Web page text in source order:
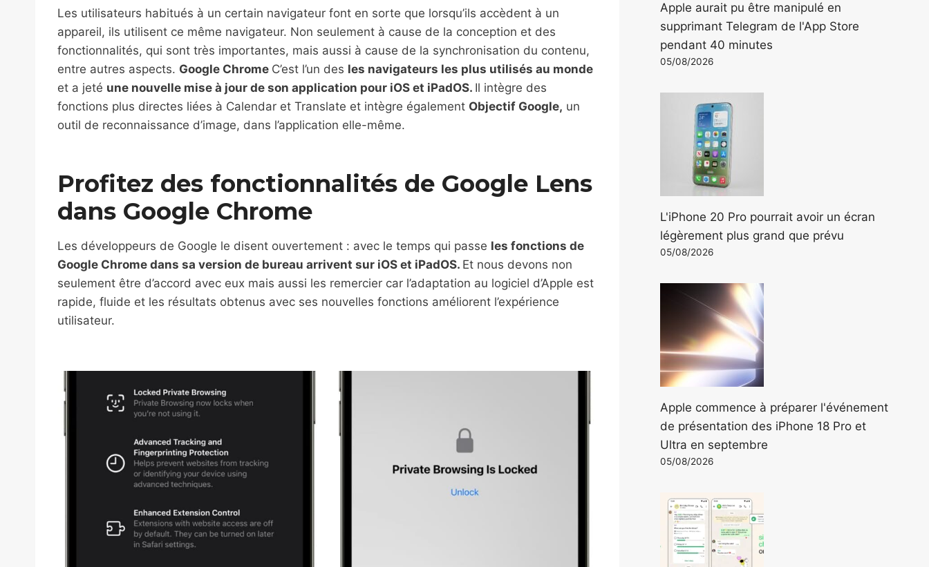
Les utilisateurs habitués à un certain navigateur font en sorte que lorsqu’ils accèdent à un
appareil, ils utilisent ce même navigateur. Non seulement à cause de la conception et des
fonctionnalités, qui sont très importantes, mais aussi à cause de la synchronisation du contenu,
entre autres aspects. Google Chrome C’est l’un des les navigateurs les plus utilisés au monde
et a jeté une nouvelle mise à jour de son application pour iOS et iPadOS. Il intègre des
fonctions plus directes liées à Calendar et Translate et intègre également Objectif Google, un
outil de reconnaissance d’image, dans l’application elle-même.
Profitez des fonctionnalités de Google Lens
dans Google Chrome
Les développeurs de Google le disent ouvertement : avec le temps qui passe les fonctions de
Google Chrome dans sa version de bureau arrivent sur iOS et iPadOS. Et nous devons non
seulement être d’accord avec eux mais aussi les remercier car l’adaptation au logiciel d’Apple est
rapide, fluide et les résultats obtenus avec ses nouvelles fonctions améliorent l’expérience
utilisateur.
Apple aurait pu être manipulé en
supprimant Telegram de l'App Store
pendant 40 minutes
05/08/2026
L'iPhone 20 Pro pourrait avoir un écran
légèrement plus grand que prévu
05/08/2026
Apple commence à préparer l'événement
de présentation des iPhone 18 Pro et
Ultra en septembre
05/08/2026